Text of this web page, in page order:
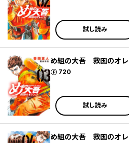
試し読み
め組の大吾 救国のオレ
720
ポイント
試し読み
め組の大吾 救国のオレ